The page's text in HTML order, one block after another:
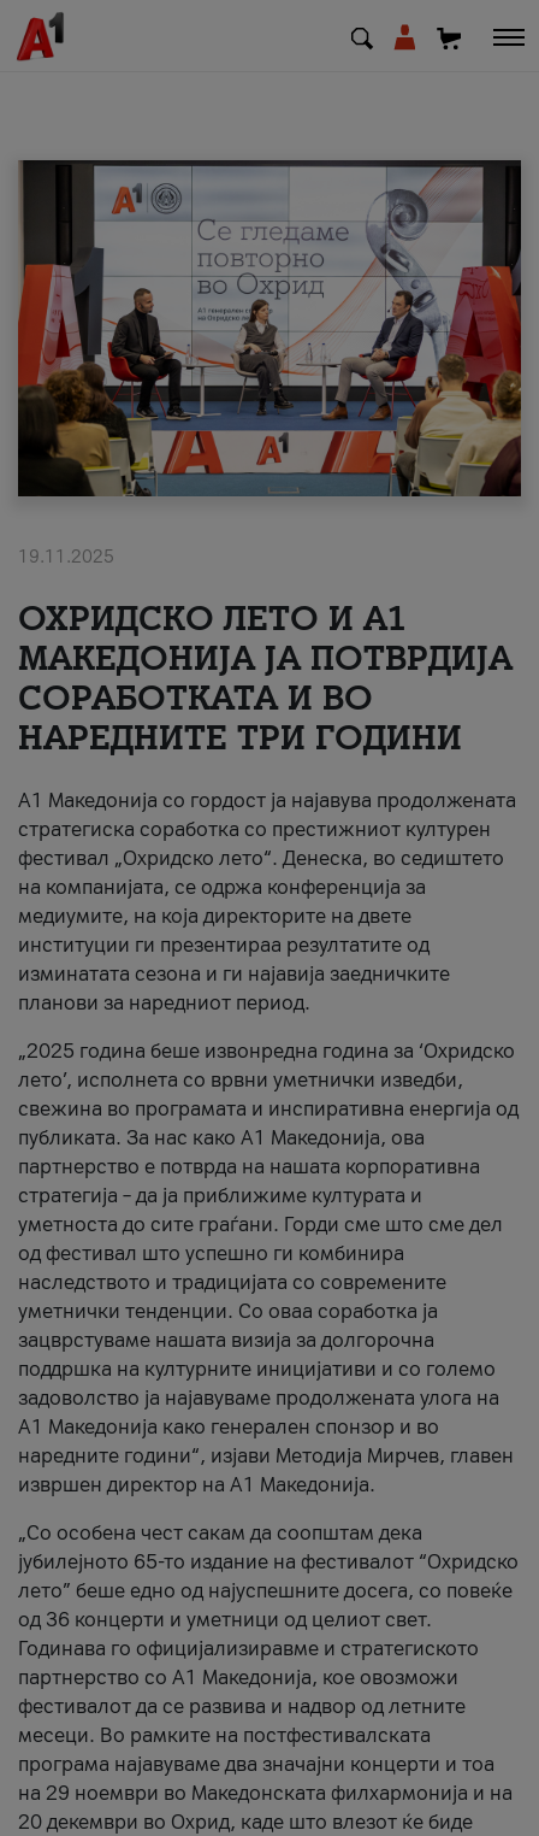
МК SQ
Приватни Деловни
Поддршка
Надополни кредит
#ПодобарОнлајн
19.11.2025
ОХРИДСКО ЛЕТО И A1
МАКЕДОНИЈА ЈА ПОТВРДИЈА
СОРАБОТКАТА И ВО
НАРЕДНИТЕ ТРИ ГОДИНИ
A1 Македонија со гордост ја најавува продолжената
стратегиска соработка со престижниот културен
фестивал „Охридско лето“. Денеска, во седиштето
на компанијата, се одржа конференција за
медиумите, на која директорите на двете
институции ги презентираа резултатите од
изминатата сезона и ги најавија заедничките
планови за наредниот период.
„2025 година беше извонредна година за ‘Охридско
лето’, исполнета со врвни уметнички изведби,
свежина во програмата и инспиративна енергија од
публиката. За нас како A1 Македонија, ова
партнерство е потврда на нашата корпоративна
стратегија – да ја приближиме културата и
уметноста до сите граѓани. Горди сме што сме дел
од фестивал што успешно ги комбинира
наследството и традицијата со современите
уметнички тенденции. Со оваа соработка ја
зацврстуваме нашата визија за долгорочна
поддршка на културните иницијативи и со големо
задоволство ја најавуваме продолжената улога на
A1 Македонија како генерален спонзор и во
наредните години“, изјави Методија Мирчев, главен
извршен директор на A1 Македонија.
„Со особена чест сакам да соопштам дека
јубилејното 65-то издание на фестивалот “Охридско
лето” беше едно од најуспешните досега, со повеќе
од 36 концерти и уметници од целиот свет.
Годинава го официјализиравме и стратегиското
партнерство со А1 Македонија, кое овозможи
фестивалот да се развива и надвор од летните
месеци. Во рамките на постфестивалската
програма најавуваме два значајни концерти и тоа
на 29 ноември во Македонската филхармонија и на
20 декември во Охрид, каде што влезот ќе биде